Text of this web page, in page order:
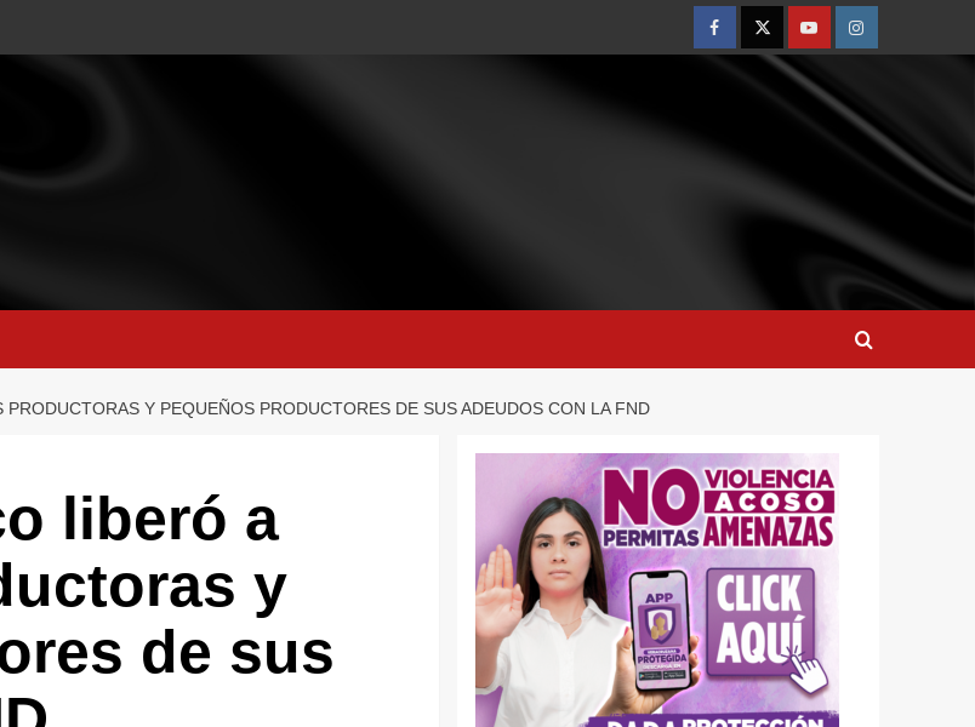
Y PEQUEÑOS PRODUCTORES DE SUS ADEUDOS CON LA FND
liberó a
y
de sus